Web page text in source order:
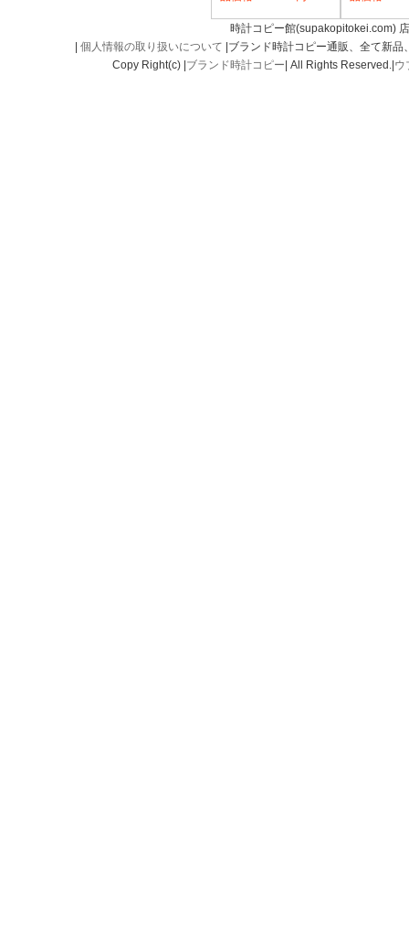
時計コピー館(supakopitokei.com)
個人情報の取り扱いについて |ブランド時計コピー通販、全て新
Copy Right(c) | ブランド時計コピー | All Rights Reserved.| ウ